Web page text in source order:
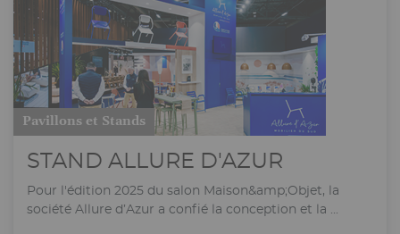
Pavillons et Stands
STAND ALLURE D'AZUR
Pour l'édition 2025 du salon Maison&amp;Objet, la
société Allure d’Azur a confié la conception et la ...